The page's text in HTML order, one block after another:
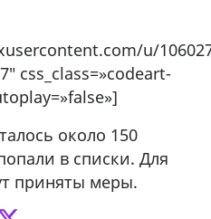
u/
css_class=»codeart-
около 150
в списки. Для
приняты меры.